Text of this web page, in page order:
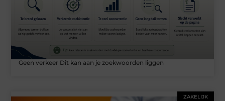
Geen verkeer Dit kan aan je zoekwoorden liggen
ZAKELIJK